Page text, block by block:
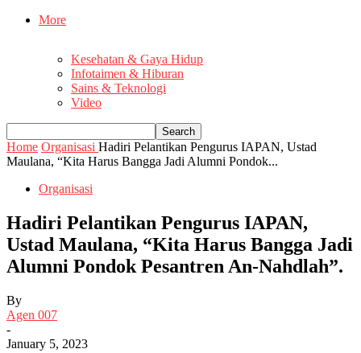
More
Kesehatan & Gaya Hidup
Infotaimen & Hiburan
Sains & Teknologi
Video
Home Organisasi Hadiri Pelantikan Pengurus IAPAN, Ustad
Maulana, “Kita Harus Bangga Jadi Alumni Pondok...
Organisasi
Hadiri Pelantikan Pengurus IAPAN,
Ustad Maulana, “Kita Harus Bangga Jadi
Alumni Pondok Pesantren An-Nahdlah”.
By
Agen 007
-
January 5, 2023